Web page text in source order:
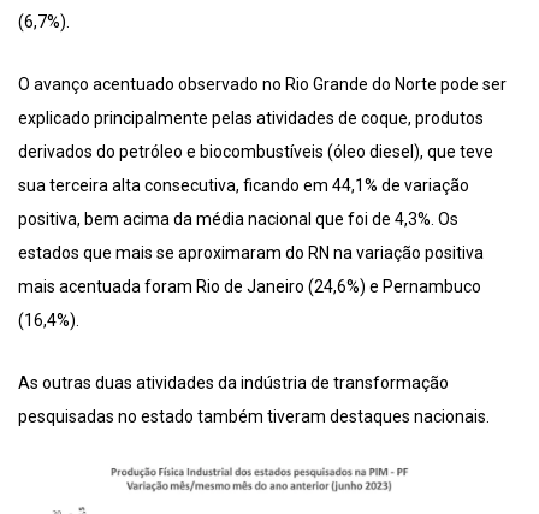
(6,7%).
O avanço acentuado observado no Rio Grande do Norte pode ser
explicado principalmente pelas atividades de coque, produtos
derivados do petróleo e biocombustíveis (óleo diesel), que teve
sua terceira alta consecutiva, ficando em 44,1% de variação
positiva, bem acima da média nacional que foi de 4,3%. Os
estados que mais se aproximaram do RN na variação positiva
mais acentuada foram Rio de Janeiro (24,6%) e Pernambuco
(16,4%).
As outras duas atividades da indústria de transformação
pesquisadas no estado também tiveram destaques nacionais.